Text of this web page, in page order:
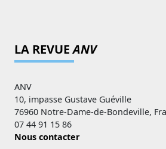
LA REVUEANV
ANV
10, impasse Gustave Guéville
76960 Notre-Dame-de-Bondeville,
07 44 91 15 86
Nous contacter